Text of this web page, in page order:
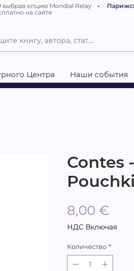
Центра Наши события
Contes
8,00 €
НДС Включая
Количество *
выбрав опцию Mondial Relay •
на сайте